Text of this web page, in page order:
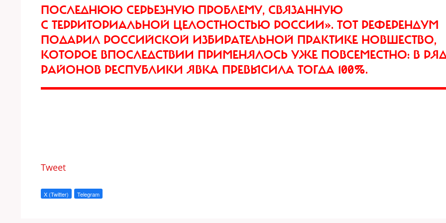
ПОСЛЕДНЮЮ СЕРЬЕЗНУЮ ПРОБЛЕМУ, СВЯЗАННУЮ
С ТЕРРИТОРИАЛЬНОЙ ЦЕЛОСТНОСТЬЮ РОССИИ». ТОТ РЕФЕРЕНДУМ
ПОДАРИЛ РОССИЙСКОЙ ИЗБИРАТЕЛЬНОЙ ПРАКТИКЕ НОВШЕСТВО,
КОТОРОЕ ВПОСЛЕДСТВИИ ПРИМЕНЯЛОСЬ УЖЕ ПОВСЕМЕСТНО: В
РАЙОНОВ РЕСПУБЛИКИ ЯВКА ПРЕВЫСИЛА ТОГДА 100%.
Tweet
X (Twitter) Telegram